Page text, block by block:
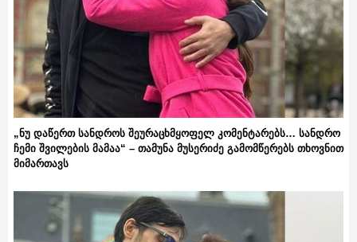
„ნუ დაწერთ სანდროს შეურაცხმყოფელ კომენტარებს… სანდრო
ჩემი შვილების მამაა“ – თამუნა მუსერიძე გამომწერებს თხოვნით
მიმართავს